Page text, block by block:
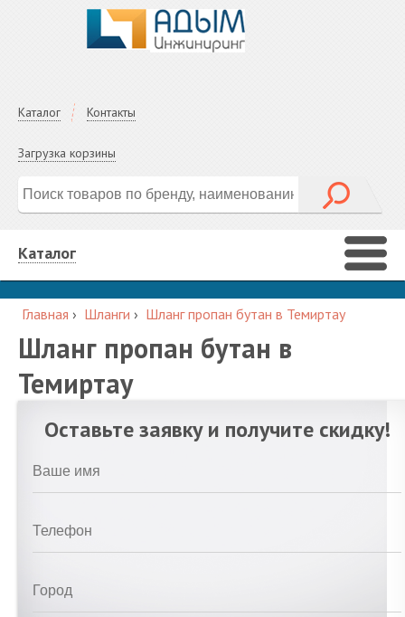
Каталог Контакты
Загрузка корзины
Каталог
Главная › Шланги › Шланг пропан бутан в Темиртау
Шланг пропан бутан в
Темиртау
Оставьте заявку и получите скидку!